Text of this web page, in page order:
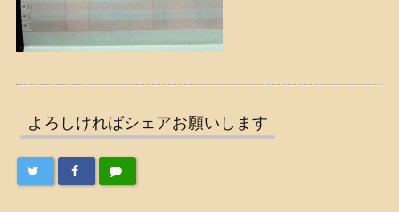
よろしければシェアお願いします